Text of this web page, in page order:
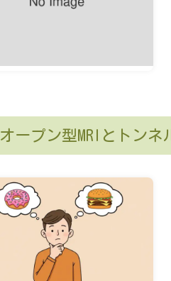
オープン型MRIとトン